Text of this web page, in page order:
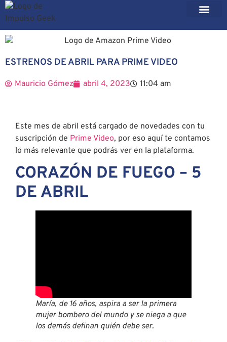
ESTRENOS DE ABRIL PARA PRIME VIDEO
Mauricio Gómez abril 4, 2023 11:04 am
Este mes de abril está cargado de novedades con tu
suscripción de Prime Video, por eso aquí te contamos
lo más relevante que podrás ver en la plataforma.
CORAZÓN DE FUEGO – 5
DE ABRIL
María, de 16 años, aspira a ser la primera
mujer bombero del mundo y se niega a que
los demás definan quién debe ser.